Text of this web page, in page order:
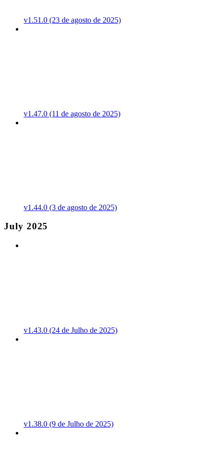
v1.51.0 (23 de agosto de 2025)
v1.47.0 (11 de agosto de 2025)
v1.44.0 (3 de agosto de 2025)
July 2025
v1.43.0 (24 de Julho de 2025)
v1.38.0 (9 de Julho de 2025)